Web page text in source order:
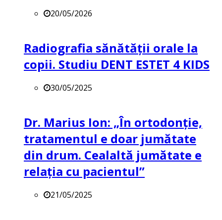
20/05/2026
Radiografia sănătății orale la
copii. Studiu DENT ESTET 4 KIDS
30/05/2025
Dr. Marius Ion: „În ortodonție,
tratamentul e doar jumătate
din drum. Cealaltă jumătate e
relația cu pacientul”
21/05/2025